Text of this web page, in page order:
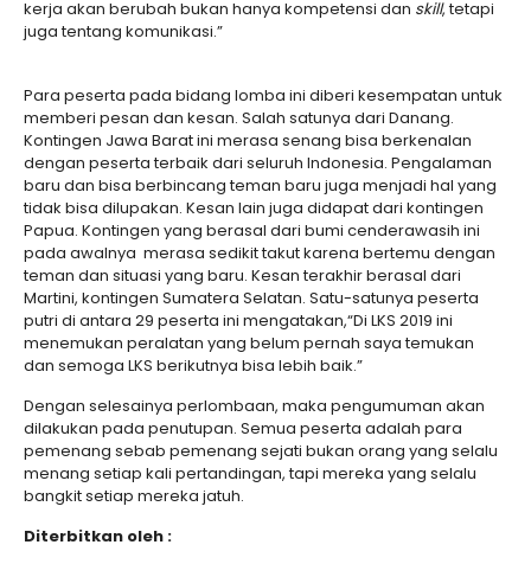
kerja akan berubah bukan hanya kompetensi dan skill, tetapi
juga tentang komunikasi.”
Para peserta pada bidang lomba ini diberi kesempatan untuk
memberi pesan dan kesan. Salah satunya dari Danang.
Kontingen Jawa Barat ini merasa senang bisa berkenalan
dengan peserta terbaik dari seluruh Indonesia. Pengalaman
baru dan bisa berbincang teman baru juga menjadi hal yang
tidak bisa dilupakan. Kesan lain juga didapat dari kontingen
Papua. Kontingen yang berasal dari bumi cenderawasih ini
pada awalnya merasa sedikit takut karena bertemu dengan
teman dan situasi yang baru. Kesan terakhir berasal dari
Martini, kontingen Sumatera Selatan. Satu-satunya peserta
putri di antara 29 peserta ini mengatakan,“Di LKS 2019 ini
menemukan peralatan yang belum pernah saya temukan
dan semoga LKS berikutnya bisa lebih baik.”
Dengan selesainya perlombaan, maka pengumuman akan
dilakukan pada penutupan. Semua peserta adalah para
pemenang sebab pemenang sejati bukan orang yang selalu
menang setiap kali pertandingan, tapi mereka yang selalu
bangkit setiap mereka jatuh.
Diterbitkan oleh :